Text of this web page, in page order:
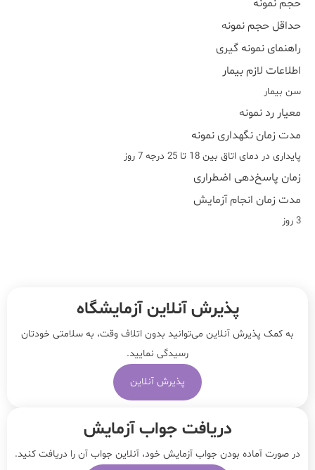
حجم نمونه
حداقل حجم نمونه
راهنمای نمونه گیری
اطلاعات لازم بیمار
سن بیمار
معیار رد نمونه
مدت زمان نگهداری نمونه
پایداری در دمای اتاق بین 18 تا 25 درجه 7 روز
زمان پاسخ‌دهی اضطراری
مدت زمان انجام آزمایش
3 روز
پذیرش آنلاین آزمایشگاه
به کمک پذیرش آنلاین می‌توانید بدون اتلاف وقت، به سلامتی خودتان
رسیدگی نمایید.
پذیرش آنلاین
دریافت جواب آزمایش
در صورت آماده بودن جواب آزمایش خود، آنلاین جواب‌ آن را دریافت کنید.